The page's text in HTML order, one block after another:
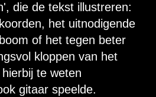
die de tekst illustreren:
het uitnodigende
of het tegen beter
kloppen van het
te weten
gitaar speelde.